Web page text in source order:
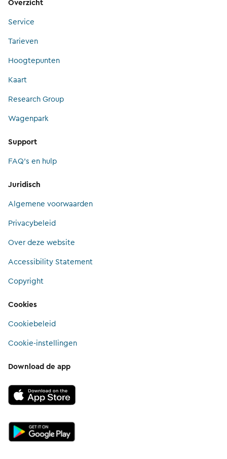
Overzicht
Service
Tarieven
Hoogtepunten
Kaart
Research Group
Wagenpark
Support
FAQ's en hulp
Juridisch
Algemene voorwaarden
Privacybeleid
Over deze website
Accessibility Statement
Copyright
Cookies
Cookiebeleid
Cookie-instellingen
Download de app